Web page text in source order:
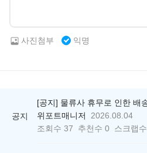
사진첨부 익명
공지
위포트매니저
2026.08.04
조회수 37 추천수 0 스크랩수